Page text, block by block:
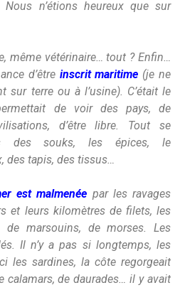
n’étions heureux que sur
même vétérinaire… tout ? Enfin…
d’être inscrit maritime (je ne
sur terre ou à l’usine). C’était le
de voir des pays, de
d’être libre. Tout se
des souks, les épices, le
des tapis, des tissus…
est malmenée par les ravages
et leurs kilomètres de filets, les
de marsouins, de morses. Les
Il n’y a pas si longtemps, les
les sardines, la côte regorgeait
calamars, de daurades… il y avait